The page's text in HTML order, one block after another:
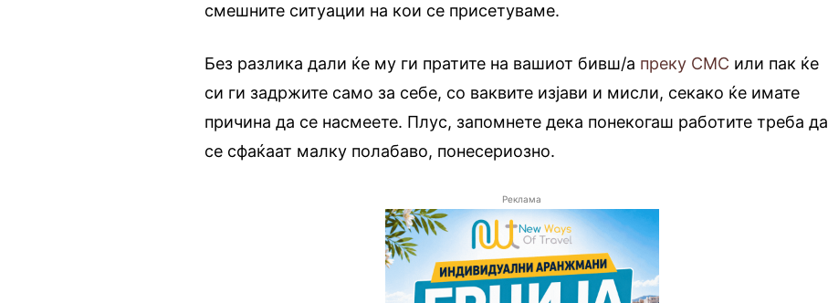
смешните ситуации на кои се присетуваме.
Без разлика дали ќе му ги пратите на вашиот бивш/а преку СМС или пак ќе
си ги задржите само за себе, со ваквите изјави и мисли, секако ќе имате
причина да се насмеете. Плус, запомнете дека понекогаш работите треба да
се сфаќаат малку полабаво, понесериозно.
Реклама